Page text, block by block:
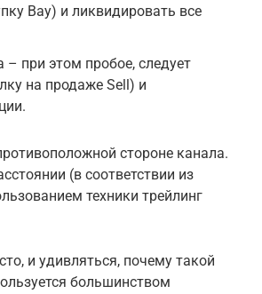
Bay) и ликвидировать все
при этом пробое, следует
на продаже Sell) и
стороне канала.
(в соответствии из
техники трейлинг
и удивляться, почему такой
большинством